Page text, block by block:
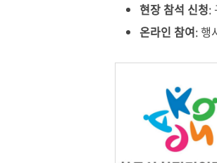
현장 참석 신청:
온라인 참여: 행